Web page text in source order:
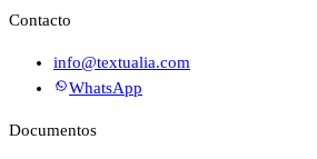
Contacto
info@textualia.com
WhatsApp
Documentos